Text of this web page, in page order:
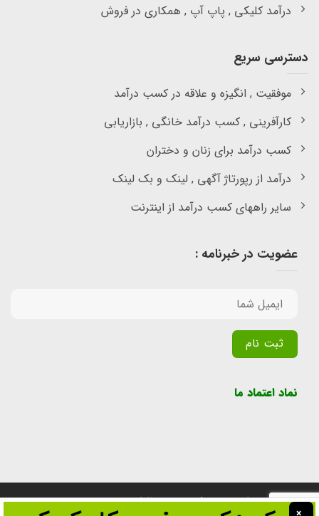
درآمد کلیکی , پاپ آپ , همکاری در فروش
دسترسی سریع
موفقیت , انگیزه و علاقه در کسب درآمد
کارآفرینی , کسب درآمد خانگی , بازاریابی
کسب درآمد برای زنان و دختران
درآمد از رپورتاژ آگهی , لینک و بک لینک
سایر راههای کسب درآمد از اینترنت
عضویت در خبرنامه :
نماد اعتماد ما
تمامی حقوق برای سایت پول یابی محفوظ است.